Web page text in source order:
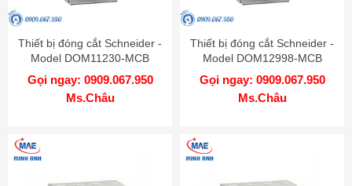
Thiết bị đóng cắt Schneider -
Model DOM11230-MCB
Gọi ngay: 0909.067.950
Ms.Châu
Thiết bị đóng cắt Schneider -
Model DOM12998-MCB
Gọi ngay: 0909.067.950
Ms.Châu